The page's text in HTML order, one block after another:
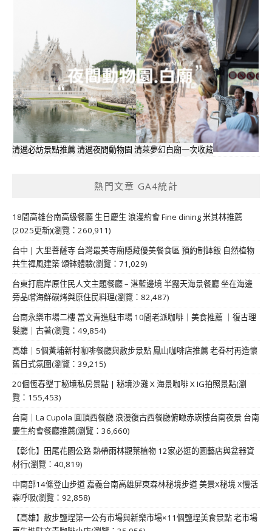
清邁必訪景點推薦 清邁夜間動物園 清萊夢幻白廟一次收藏
熱門文章 GA4統計
18間高雄台南高級餐廳 生日慶生 浪漫約會 Fine dining 米其林推薦
(2025更新)(瀏覽：260,911)
台中 | 大里菩薩寺 台灣最美寺廟隱藏優美餐食區 預約制缽飯 自然植物
共生禪風建築 頌缽體驗(瀏覽：71,029)
台東打鹿岸原住民人文主題餐廳 – 湛藍邊境 半露天海景餐廳 坐在海邊
旁品嚐海鮮碳烤與原住民料理(瀏覽：82,487)
台南永樂市場二樓 當文青進駐市場 10間老派咖啡｜美食推薦 ｜復古理
髮廳｜古著(瀏覽：49,854)
高雄｜5個黃埔新村咖啡餐廳與散步景點 鳳山咖啡店推薦 老眷村再造懷
舊日式氛圍(瀏覽：39,215)
20個恆春墾丁秘境私房景點 | 秘境沙灘 X 海景咖啡 X IG拍照景點(瀏
覽：155,453)
台南｜La Cupola 圓頂西餐廳 浪漫復古西餐廳俯瞰赤崁樓台南夜景 台南
慶生約會餐廳推薦(瀏覽：36,660)
【彰化】田尾花園公路 熱帶雨林觀葉植物 12家必逛的園藝店與盆器資
材行(瀏覽：40,819)
中南部14條登山步道 嘉義台南高雄屏東森林秘境步道 美景X秘境 X慢活
森呼吸(瀏覽：92,858)
【高雄】散步鹽埕第一公有市場與新樂市場×11個鹽埕美食景點 老市場